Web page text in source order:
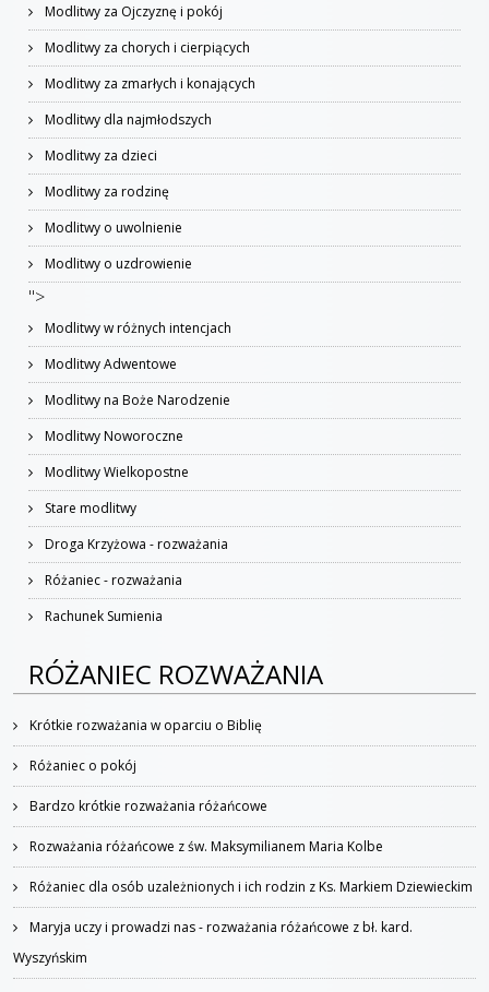
Modlitwy za Ojczyznę i pokój
Modlitwy za chorych i cierpiących
Modlitwy za zmarłych i konających
Modlitwy dla najmłodszych
Modlitwy za dzieci
Modlitwy za rodzinę
Modlitwy o uwolnienie
Modlitwy o uzdrowienie
">
Modlitwy w różnych intencjach
Modlitwy Adwentowe
Modlitwy na Boże Narodzenie
Modlitwy Noworoczne
Modlitwy Wielkopostne
Stare modlitwy
Droga Krzyżowa - rozważania
Różaniec - rozważania
Rachunek Sumienia
RÓŻANIEC ROZWAŻANIA
Krótkie rozważania w oparciu o Biblię
Różaniec o pokój
Bardzo krótkie rozważania różańcowe
Rozważania różańcowe z św. Maksymilianem Maria Kolbe
Różaniec dla osób uzależnionych i ich rodzin z Ks. Markiem Dziewieckim
Maryja uczy i prowadzi nas - rozważania różańcowe z bł. kard.
Wyszyńskim